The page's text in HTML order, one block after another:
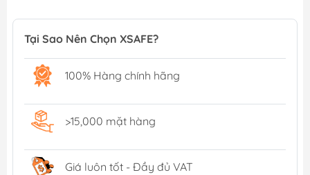
Tại Sao Nên Chọn XSAFE?
100% Hàng chính hãng
>15,000 mặt hàng
Giá luôn tốt - Đầy đủ VAT